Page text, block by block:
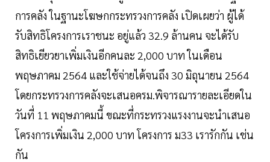
การคลัง ในฐานะโฆษกกระทรวงการคลัง เปิดเผยว่า ผู้ได้
รับสิทธิโครงการเราชนะ อยู่แล้ว 32.9 ล้านคน จะได้รับ
สิทธิเยียวยาเพิ่มเงินอีกคนละ 2,000 บาท ในเดือน
พฤษภาคม 2564 และใช้จ่ายได้จนถึง 30 มิถุนายน 2564
โดยกระทรวงการคลังจะเสนอครม.พิจารณารายละเอียดใน
วันที่ 11 พฤษภาคมนี้ ขณะที่กระทรวงแรงงานจะนำเสนอ
โครงการเพิ่มเงิน 2,000 บาท โครงการ ม33 เรารักกัน เช่น
กัน